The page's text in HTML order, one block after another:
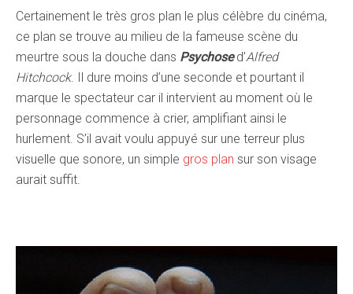
Certainement le très gros plan le plus célèbre du cinéma,
ce plan se trouve au milieu de la fameuse scène du
meurtre sous la douche dans Psychosed’Alfred
Hitchcock. Il dure moins d’une seconde et pourtant il
marque le spectateur car il intervient au moment où le
personnage commence à crier, amplifiant ainsi le
hurlement. S’il avait voulu appuyé sur une terreur plus
visuelle que sonore, un simple gros plan sur son visage
aurait suffit.